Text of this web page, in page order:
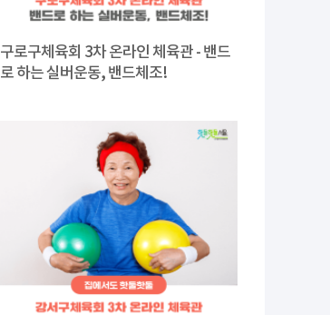
구로구체육회 3차 온라인 체육관 - 밴드
로 하는 실버운동, 밴드체조!